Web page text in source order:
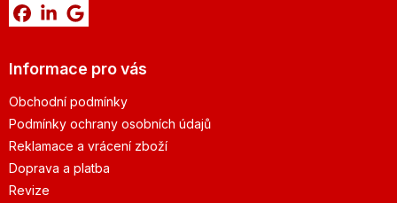
Informace pro vás
Obchodní podmínky
Podmínky ochrany osobních údajů
Reklamace a vrácení zboží
Doprava a platba
Revize